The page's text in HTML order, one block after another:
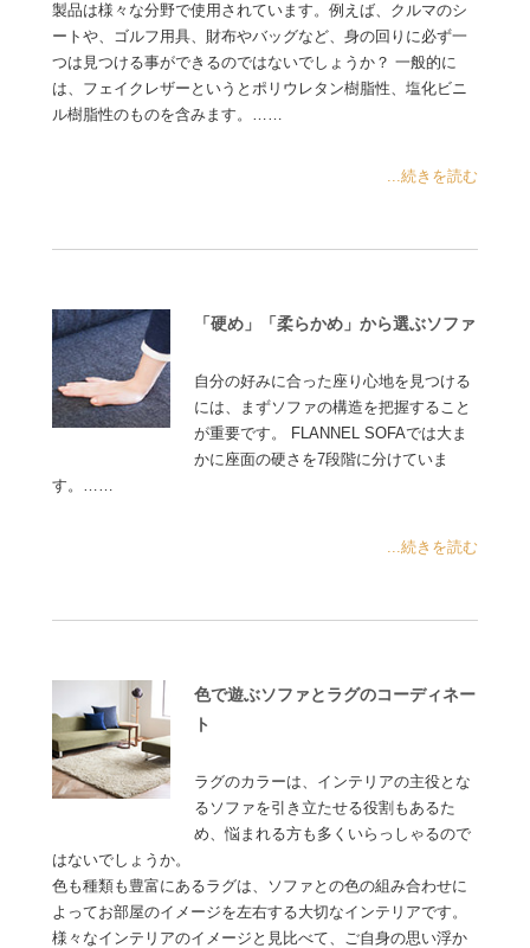
製品は様々な分野で使用されています。例えば、クルマのシ
ートや、ゴルフ用具、財布やバッグなど、身の回りに必ず一
つは見つける事ができるのではないでしょうか？ 一般的に
は、フェイクレザーというとポリウレタン樹脂性、塩化ビニ
ル樹脂性のものを含みます。……
...続きを読む
「硬め」「柔らかめ」から選ぶソファ
自分の好みに合った座り心地を見つける
には、まずソファの構造を把握すること
が重要です。 FLANNEL SOFAでは大ま
かに座面の硬さを7段階に分けていま
す。……
...続きを読む
色で遊ぶソファとラグのコーディネー
ト
ラグのカラーは、インテリアの主役とな
るソファを引き立たせる役割もあるた
め、悩まれる方も多くいらっしゃるので
はないでしょうか。
色も種類も豊富にあるラグは、ソファとの色の組み合わせに
よってお部屋のイメージを左右する大切なインテリアです。
様々なインテリアのイメージと見比べて、ご自身の思い浮か